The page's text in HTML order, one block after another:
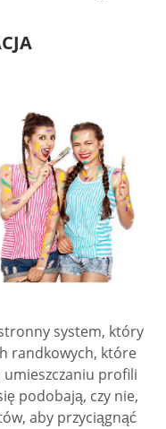
system, który
randkowych, które
profili
podobają, czy nie,
aby przyciągnąć